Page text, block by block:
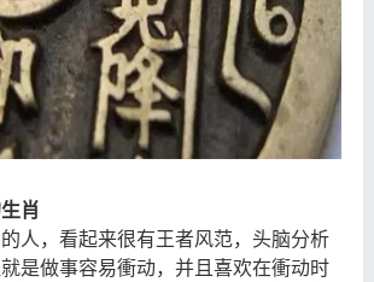
肖
人，看起来很有王者风范，头脑分析
是做事容易衝动，并且喜欢在衝动时